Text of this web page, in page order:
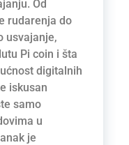
Od
rudarenja do
usvajanje,
Pi coin i šta
digitalnih
iskusan
samo
u
je